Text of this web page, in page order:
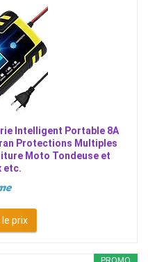
Intelligent Portable 8A
Protections Multiples
Moto Tondeuse et
etc.
prix